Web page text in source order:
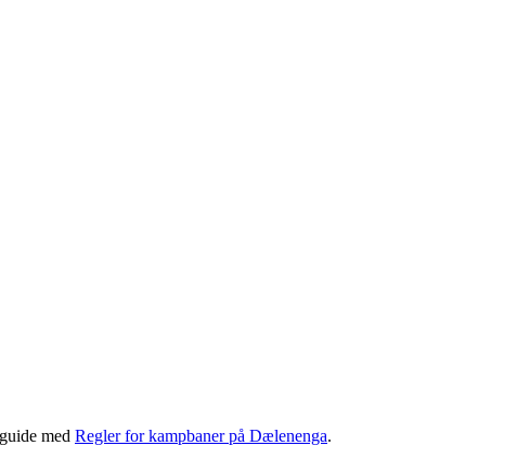
med Regler for kampbaner på Dælenenga.